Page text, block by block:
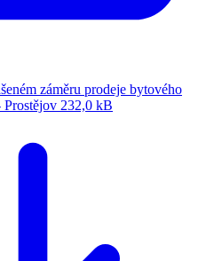
záměru prodeje bytového
Prostějov 232,0 kB